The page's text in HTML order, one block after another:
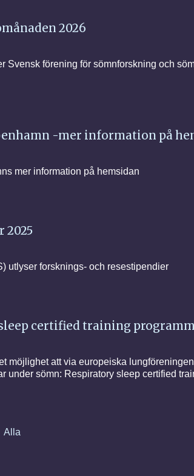
2026
Svensk förening för sömnforskning och
-mer information på
mer information på hemsidan
2025
utlyser forsknings- och resestipendier
certified training
möjlighet att via europeiska
under sömn: Respiratory sleep certified
Alla